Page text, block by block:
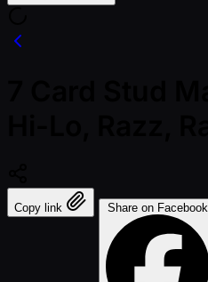
Copy link Share on Facebook